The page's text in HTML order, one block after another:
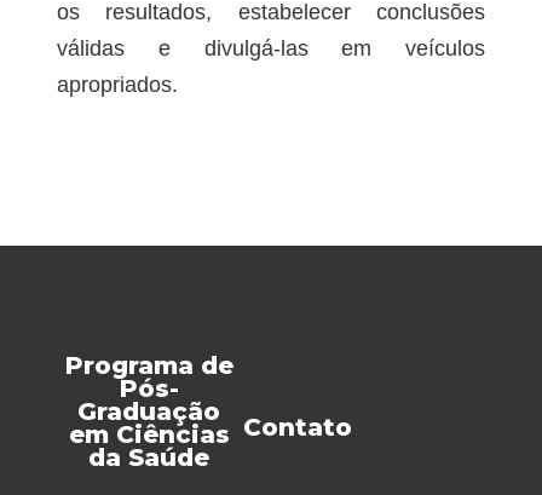
os resultados, estabelecer conclusões
válidas e divulgá-las em veículos
apropriados.
Programa de
Pós-
Graduação
em Ciências
da Saúde
Contato